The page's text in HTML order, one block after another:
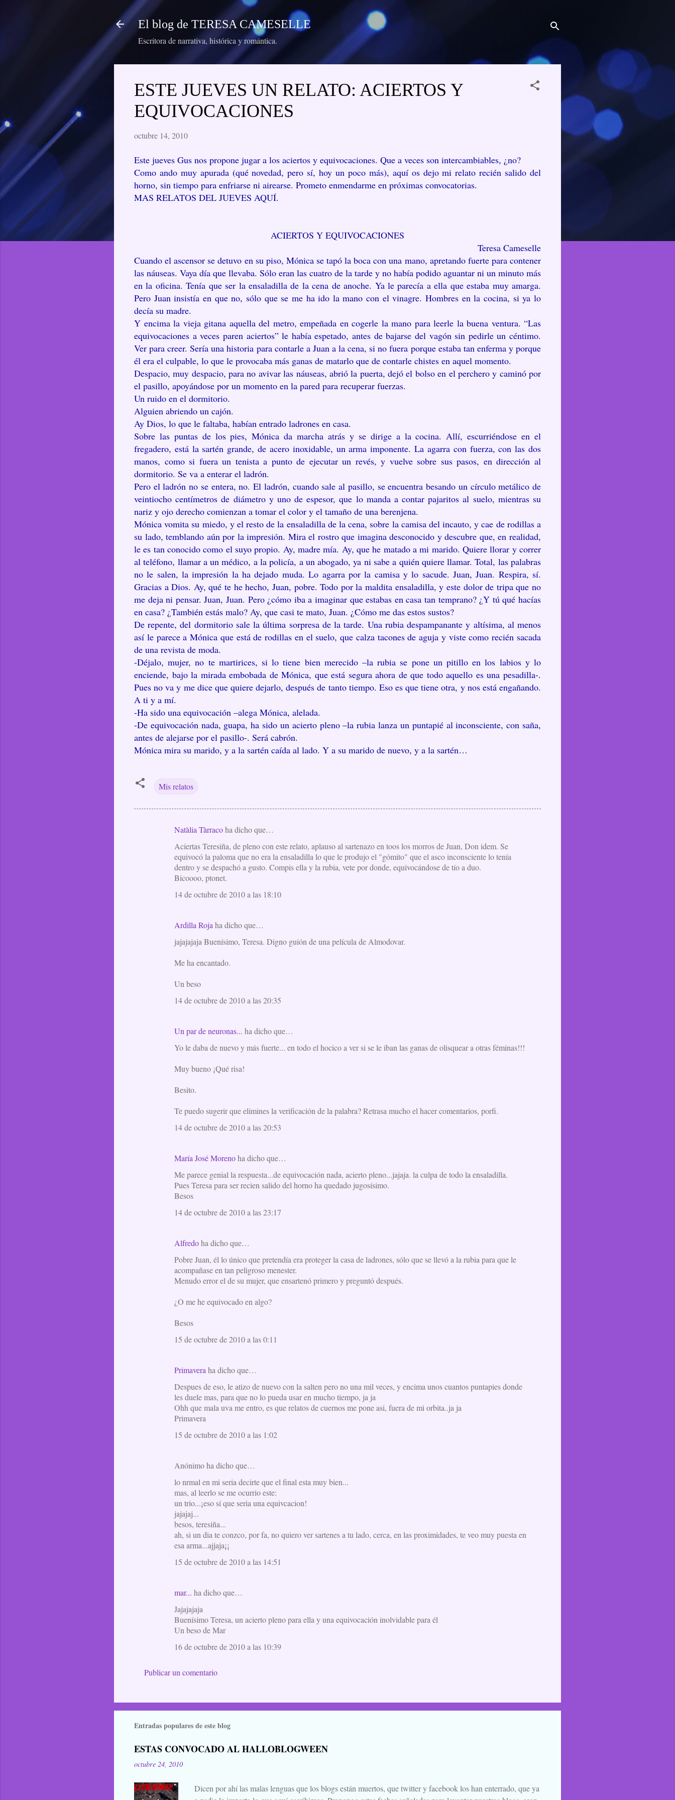
Ir al contenido principal
El blog de TERESA CAMESELLE
Escritora de narrativa, histórica y romántica.
ESTE JUEVES UN RELATO: ACIERTOS Y
EQUIVOCACIONES
octubre 14, 2010
Este jueves Gus nos propone jugar a los aciertos y equivocaciones. Que a veces son intercambiables, ¿no?
Como ando muy apurada (qué novedad, pero sí, hoy un poco más), aquí os dejo mi relato recién salido del
horno, sin tiempo para enfriarse ni airearse. Prometo enmendarme en próximas convocatorias.
MAS RELATOS DEL JUEVES AQUÍ.
ACIERTOS Y EQUIVOCACIONES
Teresa Cameselle
Cuando el ascensor se detuvo en su piso, Mónica se tapó la boca con una mano, apretando fuerte para contener
las náuseas. Vaya día que llevaba. Sólo eran las cuatro de la tarde y no había podido aguantar ni un minuto más
en la oficina. Tenía que ser la ensaladilla de la cena de anoche. Ya le parecía a ella que estaba muy amarga.
Pero Juan insistía en que no, sólo que se me ha ido la mano con el vinagre. Hombres en la cocina, si ya lo
decía su madre.
Y encima la vieja gitana aquella del metro, empeñada en cogerle la mano para leerle la buena ventura. “Las
equivocaciones a veces paren aciertos” le había espetado, antes de bajarse del vagón sin pedirle un céntimo.
Ver para creer. Sería una historia para contarle a Juan a la cena, si no fuera porque estaba tan enferma y porque
él era el culpable, lo que le provocaba más ganas de matarlo que de contarle chistes en aquel momento.
Despacio, muy despacio, para no avivar las náuseas, abrió la puerta, dejó el bolso en el perchero y caminó por
el pasillo, apoyándose por un momento en la pared para recuperar fuerzas.
Un ruido en el dormitorio.
Alguien abriendo un cajón.
Ay Dios, lo que le faltaba, habían entrado ladrones en casa.
Sobre las puntas de los pies, Mónica da marcha atrás y se dirige a la cocina. Allí, escurriéndose en el
fregadero, está la sartén grande, de acero inoxidable, un arma imponente. La agarra con fuerza, con las dos
manos, como si fuera un tenista a punto de ejecutar un revés, y vuelve sobre sus pasos, en dirección al
dormitorio. Se va a enterar el ladrón.
Pero el ladrón no se entera, no. El ladrón, cuando sale al pasillo, se encuentra besando un círculo metálico de
veintiocho centímetros de diámetro y uno de espesor, que lo manda a contar pajaritos al suelo, mientras su
nariz y ojo derecho comienzan a tomar el color y el tamaño de una berenjena.
Mónica vomita su miedo, y el resto de la ensaladilla de la cena, sobre la camisa del incauto, y cae de rodillas a
su lado, temblando aún por la impresión. Mira el rostro que imagina desconocido y descubre que, en realidad,
le es tan conocido como el suyo propio. Ay, madre mía. Ay, que he matado a mi marido. Quiere llorar y correr
al teléfono, llamar a un médico, a la policía, a un abogado, ya ni sabe a quién quiere llamar. Total, las palabras
no le salen, la impresión la ha dejado muda. Lo agarra por la camisa y lo sacude. Juan, Juan. Respira, sí.
Gracias a Dios. Ay, qué te he hecho, Juan, pobre. Todo por la maldita ensaladilla, y este dolor de tripa que no
me deja ni pensar. Juan, Juan. Pero ¿cómo iba a imaginar que estabas en casa tan temprano? ¿Y tú qué hacías
en casa? ¿También estás malo? Ay, que casi te mato, Juan. ¿Cómo me das estos sustos?
De repente, del dormitorio sale la última sorpresa de la tarde. Una rubia despampanante y altísima, al menos
así le parece a Mónica que está de rodillas en el suelo, que calza tacones de aguja y viste como recién sacada
de una revista de moda.
-Déjalo, mujer, no te martirices, si lo tiene bien merecido –la rubia se pone un pitillo en los labios y lo
enciende, bajo la mirada embobada de Mónica, que está segura ahora de que todo aquello es una pesadilla-.
Pues no va y me dice que quiere dejarlo, después de tanto tiempo. Eso es que tiene otra, y nos está engañando.
A ti y a mí.
-Ha sido una equivocación –alega Mónica, alelada.
-De equivocación nada, guapa, ha sido un acierto pleno –la rubia lanza un puntapié al inconsciente, con saña,
antes de alejarse por el pasillo-. Será cabrón.
Mónica mira su marido, y a la sartén caída al lado. Y a su marido de nuevo, y a la sartén…
Mis relatos
Natàlia Tàrracoha dicho que…
Aciertas Teresiña, de pleno con este relato, aplauso al sartenazo en toos los morros de Juan, Don idem. Se
equivocó la paloma que no era la ensaladilla lo que le produjo el "gómito" que el asco inconsciente lo tenía
dentro y se despachó a gusto. Compis ella y la rubia, vete por donde, equivocándose de tío a duo.
Bicoooo, ptonet.
14 de octubre de 2010 a las 18:10
Ardilla Roja ha dicho que…
jajajajaja Buenísimo, Teresa. Digno guión de una película de Almodovar.
Me ha encantado.
Un beso
14 de octubre de 2010 a las 20:35
Un par de neuronas... ha dicho que…
Yo le daba de nuevo y más fuerte... en todo el hocico a ver si se le iban las ganas de olisquear a otras féminas!!!
Muy bueno ¡Qué risa!
Besito.
Te puedo sugerir que elimines la verificación de la palabra? Retrasa mucho el hacer comentarios, porfi.
14 de octubre de 2010 a las 20:53
María José Morenoha dicho que…
Me parece genial la respuesta...de equivocación nada, acierto pleno...jajaja. la culpa de todo la ensaladilla.
Pues Teresa para ser recien salido del horno ha quedado jugosísimo.
Besos
14 de octubre de 2010 a las 23:17
Alfredoha dicho que…
Pobre Juan, él lo único que pretendía era proteger la casa de ladrones, sólo que se llevó a la rubia para que le
acompañase en tan peligroso menester.
Menudo error el de su mujer, que ensartenó primero y preguntó después.
¿O me he equivocado en algo?
Besos
15 de octubre de 2010 a las 0:11
Primavera ha dicho que…
Despues de eso, le atizo de nuevo con la salten pero no una mil veces, y encima unos cuantos puntapies donde
les duele mas, para que no lo pueda usar en mucho tiempo, ja ja
Ohh que mala uva me entro, es que relatos de cuernos me pone asi, fuera de mi orbita..ja ja
Primavera
15 de octubre de 2010 a las 1:02
Anónimo ha dicho que…
lo nrmal en mi seria decirte que el final esta muy bien...
mas, al leerlo se me ocurrio este:
un trio...¡eso sí que seria una equivcacion!
jajajaj...
besos, teresiña...
ah, si un dia te conzco, por fa, no quiero ver sartenes a tu lado, cerca, en las proximidades, te veo muy puesta en
esa arma...ajjaja¡¡
15 de octubre de 2010 a las 14:51
mar... ha dicho que…
Jajajajaja
Buenísimo Teresa, un acierto pleno para ella y una equivocación inolvidable para él
Un beso de Mar
16 de octubre de 2010 a las 10:39
Publicar un comentario
Entradas populares de este blog
ESTAS CONVOCADO AL HALLOBLOGWEEN
octubre 24, 2010
Dicen por ahí las malas lenguas que los blogs están muertos, que twitter y facebook los han enterrado, que ya